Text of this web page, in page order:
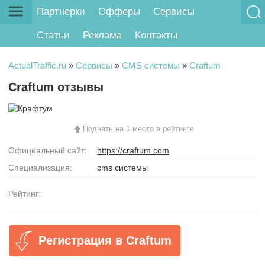
Партнерки Офферы Сервисы
Статьи Реклама Контакты
ActualTraffic.ru » Сервисы » CMS системы » Craftum
Craftum отзывы
Поднять на 1 место в рейтинге
Официальный сайт:
https://craftum.com
Специализация:
cms системы
Рейтинг:
Регистрация в Craftum